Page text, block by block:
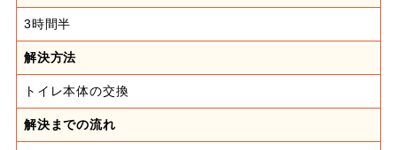
3時間半
解決方法
トイレ本体の交換
解決までの流れ